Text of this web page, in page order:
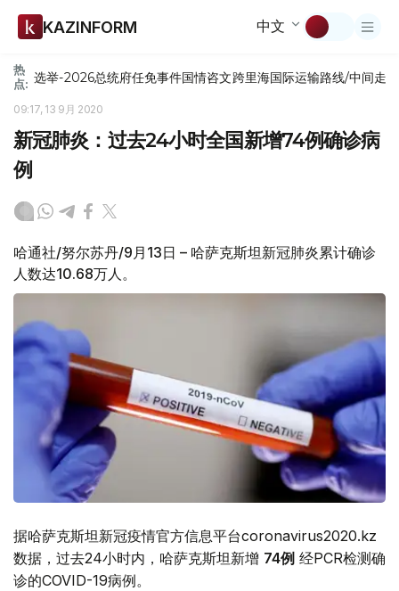
KAZINFORM 中文
热
点: 选举-2026总统府任免事件国情咨文跨里海国际运输路线/中间走廊
09:17, 13 9月 2020
新冠肺炎：过去24小时全国新增74例确诊病
例
哈通社/努尔苏丹/9月13日 – 哈萨克斯坦新冠肺炎累计确诊
人数达10.68万人。
据哈萨克斯坦新冠疫情官方信息平台coronavirus2020.kz
数据，过去24小时内，哈萨克斯坦新增 74例 经PCR检测确
诊的COVID-19病例。